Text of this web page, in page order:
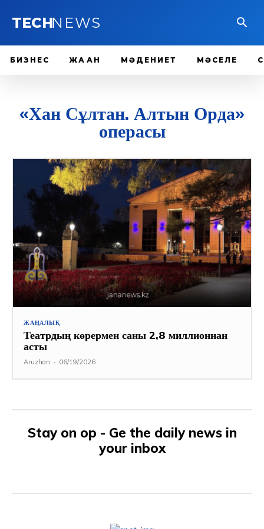
TECHNEWS
БИЗНЕС ЖАҺАН МӘДЕНИЕТ МӘСЕЛЕ
«Хан Сұлтан. Алтын Орда»
операсы
ЖАҢАЛЫҚ
Театрдың көрермен саны 2,8 миллионнан
асты
Aruzhan - 06/19/2026
Stay on op - Ge the daily news in
your inbox